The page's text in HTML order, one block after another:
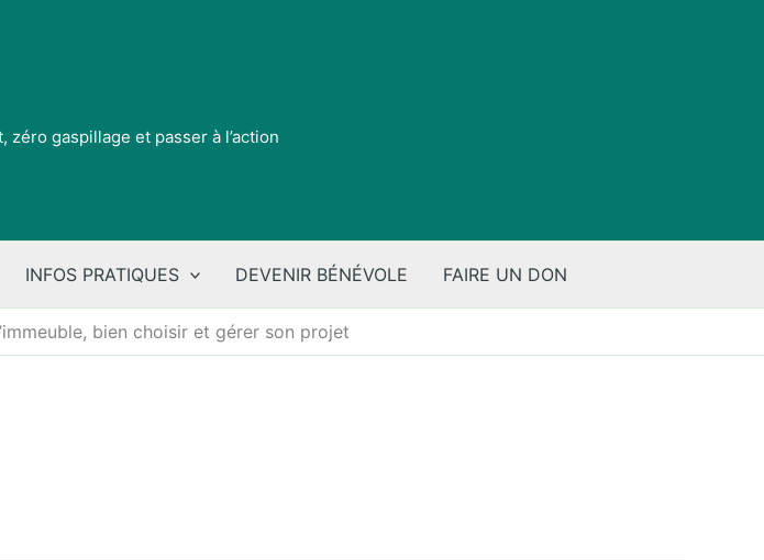
gaspillage et passer à l’action
INFOS PRATIQUES DEVENIR BÉNÉVOLE FAIRE UN DON
bien choisir et gérer son projet